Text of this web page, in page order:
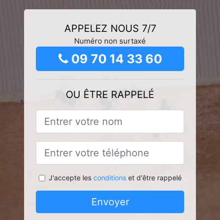
APPELEZ NOUS 7/7
Numéro non surtaxé
09 70 14 33 60
OU ÊTRE RAPPELÉ
J'accepte les conditionset d'être rappelé
Envoyer